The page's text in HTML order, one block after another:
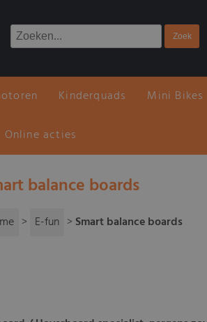
Kinderquads Mini Bikes
Online acties
balance boards
> E-fun > Smart balance boards